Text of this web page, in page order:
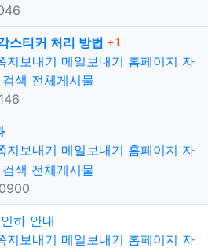
스티커 처리 방법 댓글
1
지보내기 메일보내기 홈페이지 자
색 전체게시물
회
지보내기 메일보내기 홈페이지 자
색 전체게시물
하 안내
지보내기 메일보내기 홈페이지 자